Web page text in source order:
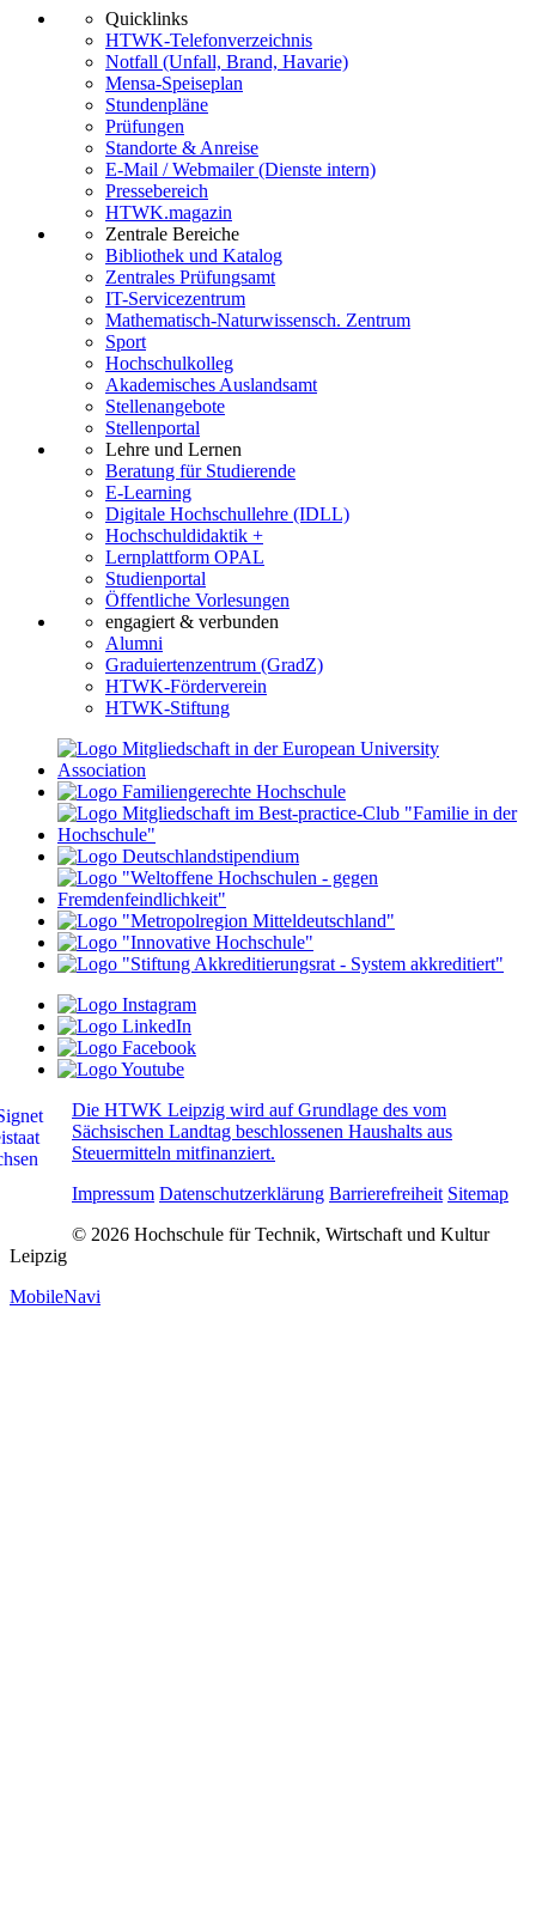
Quicklinks
HTWK-Telefonverzeichnis
Notfall (Unfall, Brand, Havarie)
Mensa-Speiseplan
Stundenpläne
Prüfungen
Standorte & Anreise
E-Mail / Webmailer (Dienste intern)
Pressebereich
HTWK.magazin
Zentrale Bereiche
Bibliothek und Katalog
Zentrales Prüfungsamt
IT-Servicezentrum
Mathematisch-Naturwissensch. Zentrum
Sport
Hochschulkolleg
Akademisches Auslandsamt
Stellenangebote
Stellenportal
Lehre und Lernen
Beratung für Studierende
E-Learning
Digitale Hochschullehre (IDLL)
Hochschuldidaktik +
Lernplattform OPAL
Studienportal
Öffentliche Vorlesungen
engagiert & verbunden
Alumni
Graduiertenzentrum (GradZ)
HTWK-Förderverein
HTWK-Stiftung
Die HTWK Leipzig wird auf Grundlage des vom
Sächsischen Landtag beschlossenen Haushalts aus
Steuermitteln mitfinanziert.
Impressum Datenschutzerklärung Barrierefreiheit Sitemap
© 2026 Hochschule für Technik, Wirtschaft und Kultur
Leipzig
MobileNavi